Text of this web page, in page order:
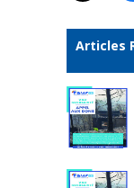
Articles